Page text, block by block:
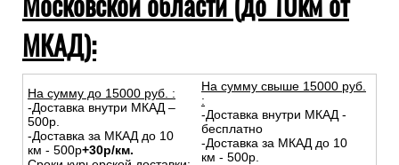
МКАД):
На сумму до 15000 руб. :
-Доставка внутри МКАД –
500р.
-Доставка за МКАД до 10
км - 500р+30р/км.
На сумму свыше 15000 руб.
:
-Доставка внутри МКАД -
бесплатно
-Доставка за МКАД до 10
км - 500р.